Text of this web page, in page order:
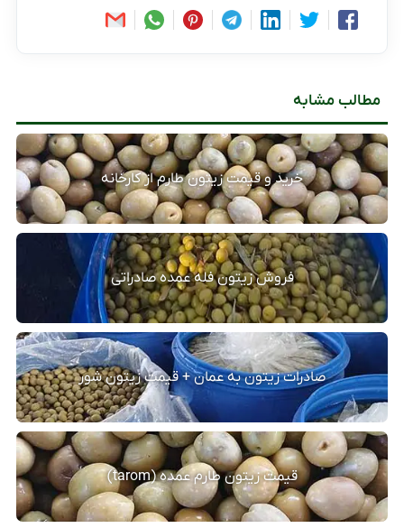
مطالب مشابه
خرید و قیمت زیتون طارم از کارخانه
فروش زیتون فله عمده صادراتی
صادرات زیتون به عمان + قیمت زیتون شور
قیمت زیتون طارم عمده (tarom)